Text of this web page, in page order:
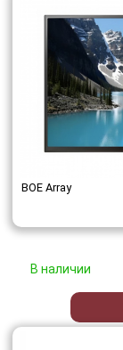
BOE Array
В наличии